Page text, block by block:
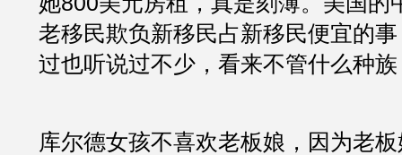
老移民欺负新移民占新移民便宜的
过也听说过不少，看来不管什么种
库尔德女孩不喜欢老板娘，因为老